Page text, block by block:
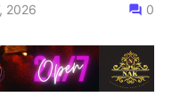
2026 0